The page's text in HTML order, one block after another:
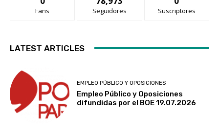
Fans Seguidores Suscriptores
LATEST ARTICLES
EMPLEO PÚBLICO Y OPOSICIONES
Empleo Público y Oposiciones
difundidas por el BOE 19.07.2026